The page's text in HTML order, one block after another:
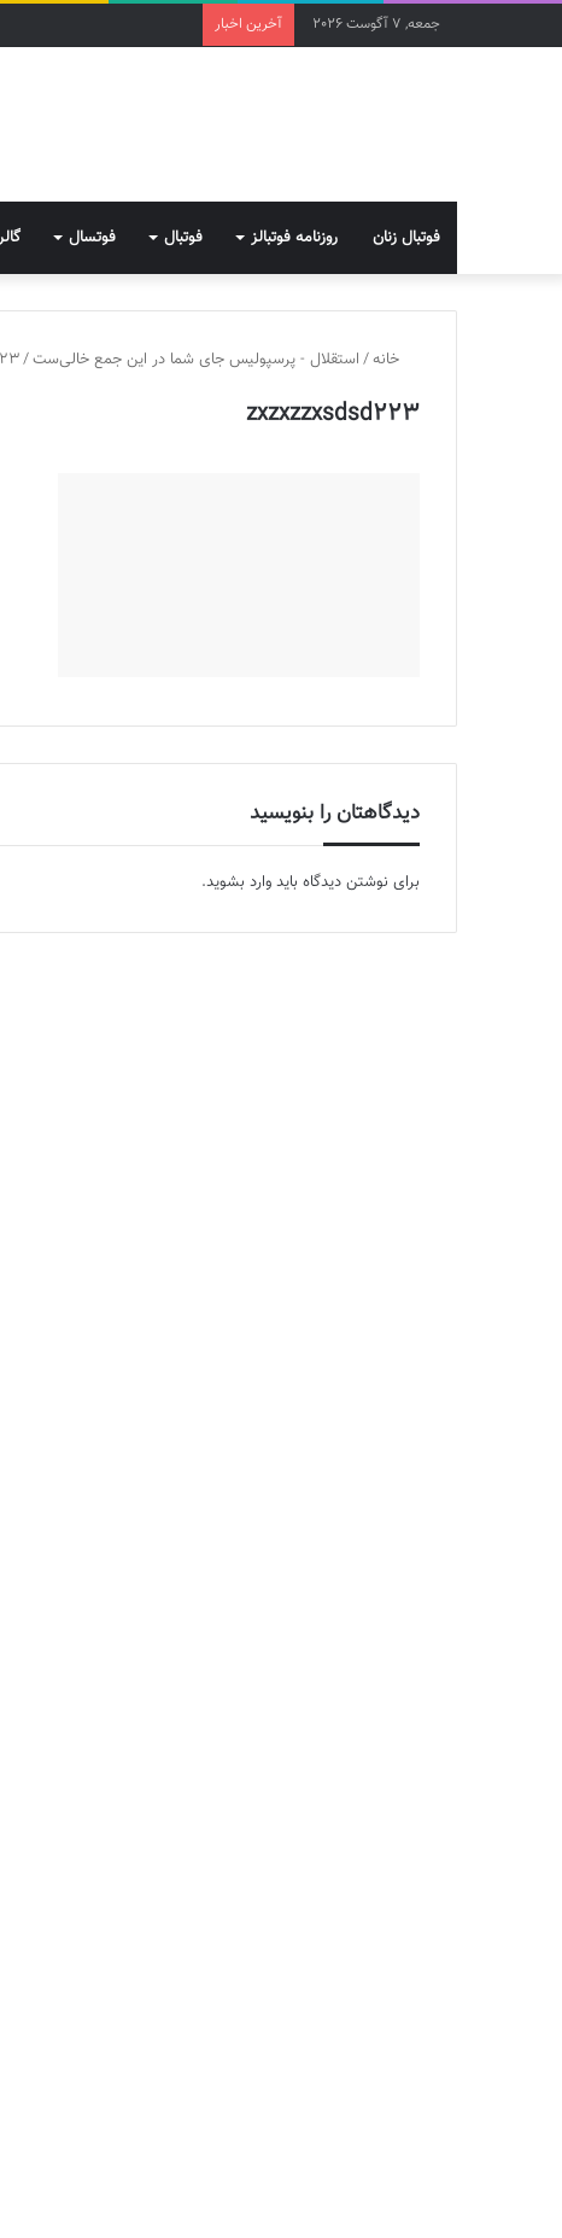
جمعه, 7 آگوست 2026 آخرین اخبار
فوتبال زنان روزنامه فوتبالز فوتبال فوتسال
خانه/ استقلال - پرسپولیس جای شما در این جمع خالی‌ست/
zxzxzzxsdsd223
دیدگاهتان را بنویسید
برای نوشتن دیدگاه باید وارد بشوید.